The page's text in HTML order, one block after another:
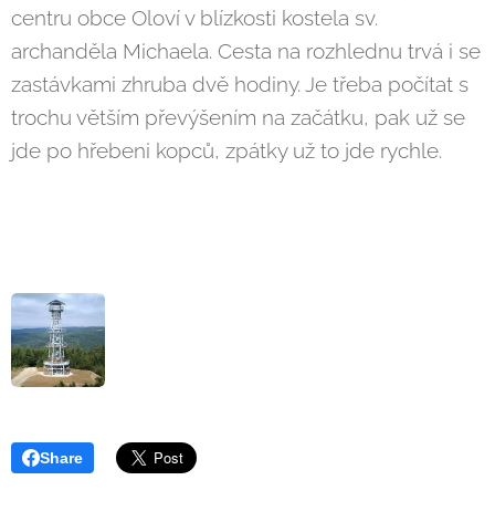
centru obce Oloví v blízkosti kostela sv.
archanděla Michaela. Cesta na rozhlednu trvá i se
zastávkami zhruba dvě hodiny. Je třeba počítat s
trochu větším převýšením na začátku, pak už se
jde po hřebeni kopců, zpátky už to jde rychle.
Share